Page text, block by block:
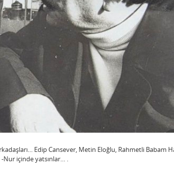
Edip Cansever, Metin Eloğlu, Rahmetli Babam
-Nur içinde yatsınlar… .